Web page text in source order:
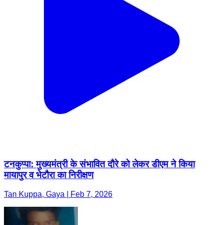
टनकुप्पा: मुख्यमंत्री के संभावित दौरे को लेकर डीएम ने किया
मायापुर व भेटौरा का निरीक्षण
Tan Kuppa, Gaya | Feb 7, 2026